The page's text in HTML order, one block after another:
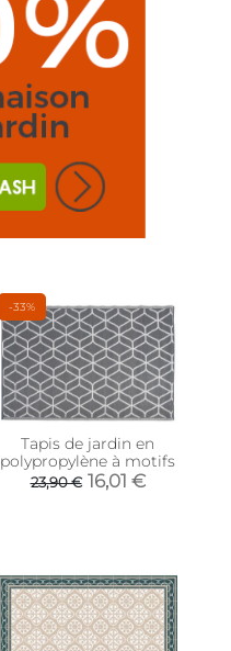
-33%
Tapis de jardin en
polypropylène à motifs
23,90 € 16,01 €